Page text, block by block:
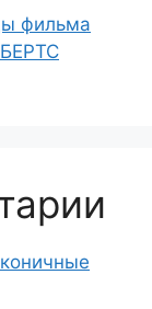
фильма